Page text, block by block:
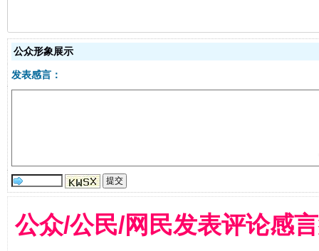
网上购药对药下症？
这是一记警钟！ 谢
公众形象展示
发表感言：
公众/公民/网民发表评论感